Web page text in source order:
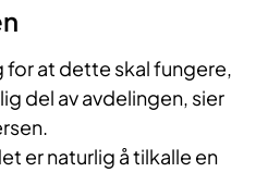
for at dette skal fungere,
del av avdelingen, sier
er naturlig å tilkalle en